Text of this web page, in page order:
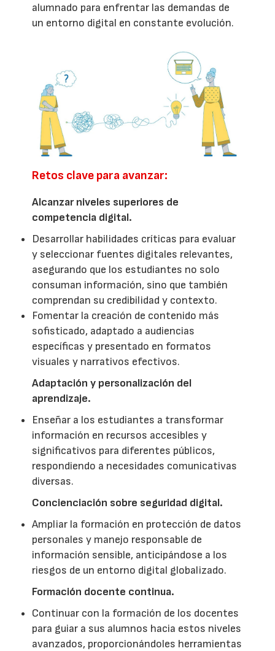
alumnado para enfrentar las demandas de
un entorno digital en constante evolución.
Retos clave para avanzar:
Alcanzar niveles superiores de
competencia digital.
Desarrollar habilidades críticas para evaluar
y seleccionar fuentes digitales relevantes,
asegurando que los estudiantes no solo
consuman información, sino que también
comprendan su credibilidad y contexto.
Fomentar la creación de contenido más
sofisticado, adaptado a audiencias
específicas y presentado en formatos
visuales y narrativos efectivos.
Adaptación y personalización del
aprendizaje.
Enseñar a los estudiantes a transformar
información en recursos accesibles y
significativos para diferentes públicos,
respondiendo a necesidades comunicativas
diversas.
Concienciación sobre seguridad digital.
Ampliar la formación en protección de datos
personales y manejo responsable de
información sensible, anticipándose a los
riesgos de un entorno digital globalizado.
Formación docente continua.
Continuar con la formación de los docentes
para guiar a sus alumnos hacia estos niveles
avanzados, proporcionándoles herramientas